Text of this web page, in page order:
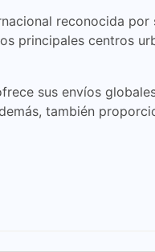
reconocida
principales centros
sus envíos
también